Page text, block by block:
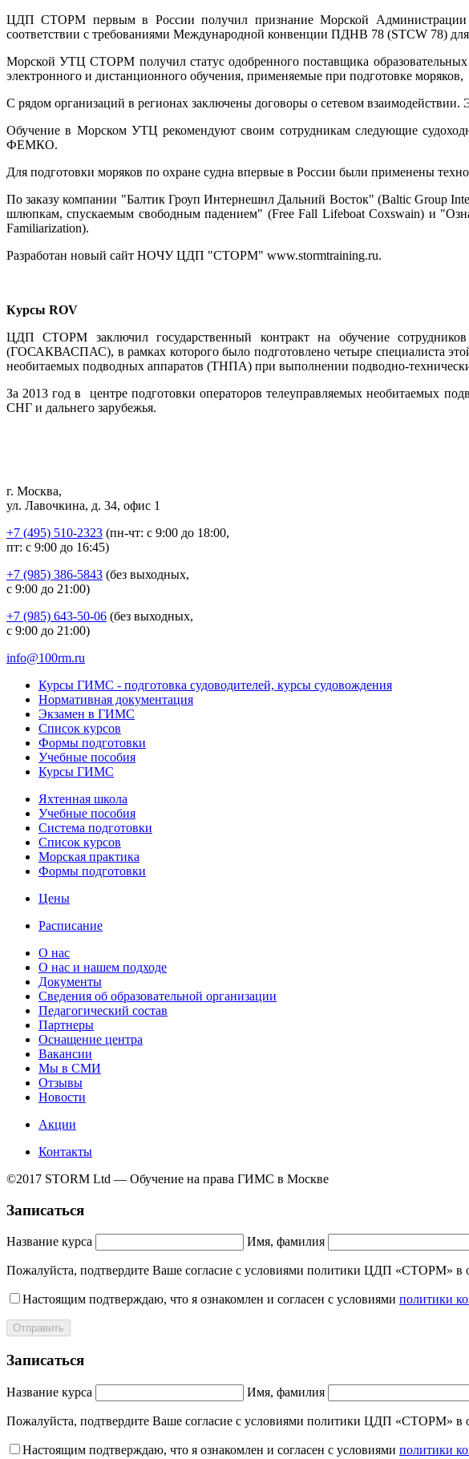
ЦДП СТОРМ первым в России получил признание Морской Администрации
соответствии с требованиями Международной конвенции ПДНВ 78 (STCW 78)
Морской УТЦ СТОРМ получил статус одобренного поставщика
электронного и дистанционного обучения, применяемые при подготовке
С рядом организаций в регионах заключены договоры о сетевом взаимодействии.
Обучение в Морском УТЦ рекомендуют своим сотрудникам следующие
ФЕМКО.
Для подготовки моряков по охране судна впервые в России были применены
По заказу компании "Балтик Гроуп Интернешнл Дальний Восток" (Baltic Group
шлюпкам, спускаемым свободным падением" (Free Fall Lifeboat Coxswain) и
Familiarization).
Разработан новый сайт НОЧУ ЦДП "СТОРМ" www.stormtraining.ru.
Курсы ROV
ЦДП СТОРМ заключил государственный контракт на обучение
(ГОСАКВАСПАС), в рамках которого было подготовлено четыре специалиста
необитаемых подводных аппаратов (ТНПА) при выполнении подводно-
За 2013 год в центре подготовки операторов телеуправляемых необитаемых
СНГ и дальнего зарубежья.
г. Москва,
ул. Лавочкина, д. 34, офис 1
+7 (495) 510-2323 (пн-чт: с 9:00 до 18:00,
пт: с 9:00 до 16:45)
+7 (985) 386-5843 (без выходных,
с 9:00 до 21:00)
+7 (985) 643-50-06 (без выходных,
с 9:00 до 21:00)
info@100rm.ru
Курсы ГИМС - подготовка судоводителей, курсы судовождения
Нормативная документация
Экзамен в ГИМС
Список курсов
Формы подготовки
Учебные пособия
Курсы ГИМС
Яхтенная школа
Учебные пособия
Cистема подготовки
Список курсов
Морская практика
Формы подготовки
Цены
Расписание
О нас
О нас и нашем подходе
Документы
Сведения об образовательной организации
Педагогический состав
Партнеры
Оснащение центра
Вакансии
Мы в СМИ
Отзывы
Новости
Акции
Контакты
©2017 STORM Ltd — Обучение на права ГИМС в Москве
Записаться
Название курса Имя, фамилия
Пожалуйста, подтвердите Ваше согласие с условиями политики ЦДП «СТОРМ» в
Настоящим подтверждаю, что я ознакомлен и согласен с условиями политики
Отправить
Записаться
Название курса Имя, фамилия
Пожалуйста, подтвердите Ваше согласие с условиями политики ЦДП «СТОРМ» в
Настоящим подтверждаю, что я ознакомлен и согласен с условиями политики